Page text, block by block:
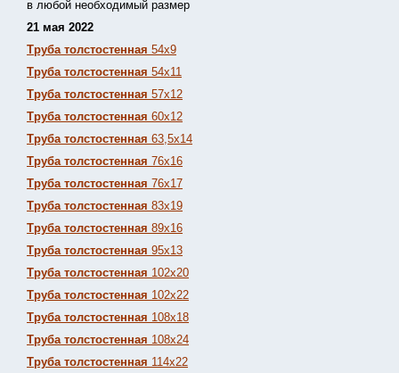
в любой необходимый размер
21 мая 2022
Труба толстостенная 54х9
Труба толстостенная 54х11
Труба толстостенная 57х12
Труба толстостенная 60х12
Труба толстостенная 63,5х14
Труба толстостенная 76х16
Труба толстостенная 76х17
Труба толстостенная 83х19
Труба толстостенная 89х16
Труба толстостенная 95х13
Труба толстостенная 102х20
Труба толстостенная 102х22
Труба толстостенная 108х18
Труба толстостенная 108х24
Труба толстостенная 114х22